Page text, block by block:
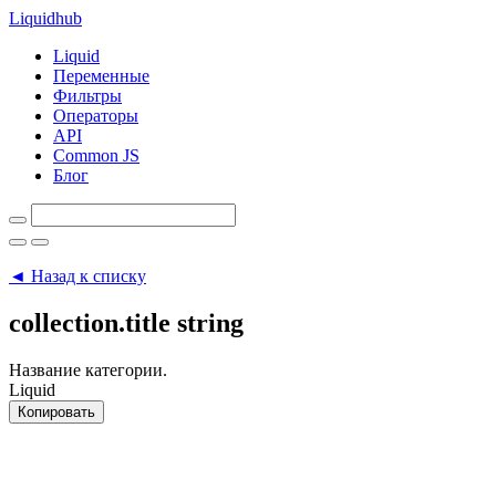
Liquidhub
Liquid
Переменные
Фильтры
Операторы
API
Common JS
Блог
◄ Назад к списку
collection.title string
Название категории.
Liquid
Копировать